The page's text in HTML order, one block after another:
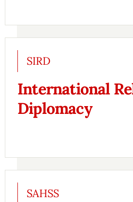
SIRD
International
Diplomacy
SAHSS